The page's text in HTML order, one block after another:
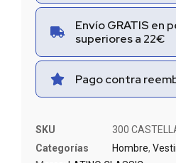
Envío GRATIS en
superiores a 22€
Pago contra
SKU
300
Categorías
Hombre,